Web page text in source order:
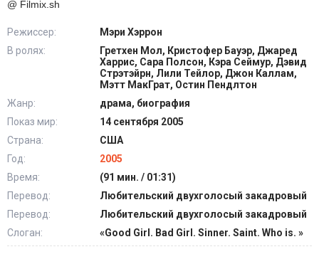
@ Filmix.sh
Режиссер:
Мэри Хэррон
В ролях:
Гретхен Мол, Кристофер Бауэр, Джаред
Харрис, Сара Полсон, Кэра Сеймур, Дэвид
Стрэтэйрн, Лили Тейлор, Джон Каллам,
Мэтт МакГрат, Остин Пендлтон
Жанр:
драма, биография
Показ мир:
14 сентября 2005
Страна:
США
Год:
2005
Время:
(91 мин. / 01:31)
Перевод:
Любительский двухголосый закадровый
Перевод:
Любительский двухголосый закадровый
Слоган:
«Good Girl. Bad Girl. Sinner. Saint. Who is. »